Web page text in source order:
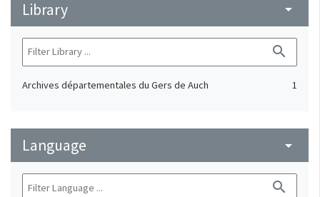
Library arrow_drop_down
search
Archives départementales du Gers de Auch 1
Language arrow_drop_down
search